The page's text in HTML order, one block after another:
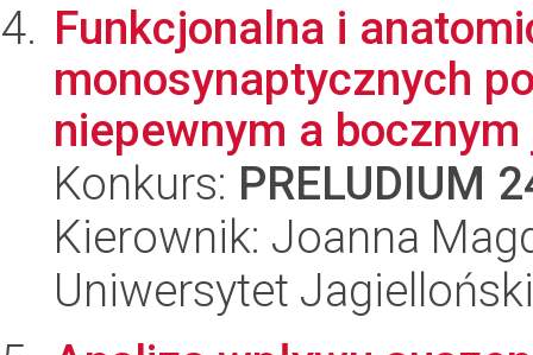
Funkcjonalna i
monosynaptycznych
niepewnym a
Konkurs: PRELUDIUM
Kierownik: Joanna
Uniwersytet Jagielloński